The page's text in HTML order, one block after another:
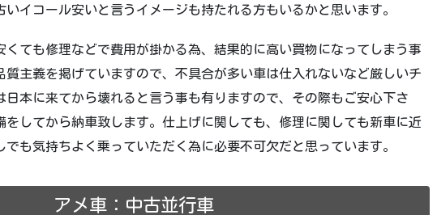
イコール安いと言うイメージも持たれる方もいるかと思います。
くても修理などで費用が掛かる為、結果的に高い買物になってしまう事
質主義を掲げていますので、不具合が多い車は仕入れないなど厳しいチ
日本に来てから壊れると言う事も有りますので、その際もご安心下さ
をしてから納車致します。仕上げに関しても、修理に関しても新車に近
も気持ちよく乗っていただく為に必要不可欠だと思っています。
アメ車：中古並行車